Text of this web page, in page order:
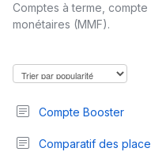
Comptes à terme,
monétaires (MMF).
Compte Booster
Comparatif des